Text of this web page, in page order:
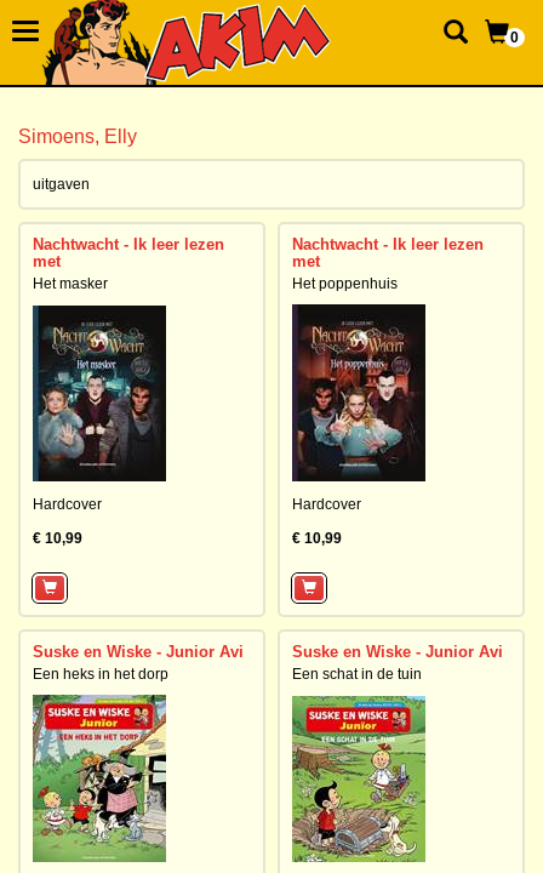
0
Simoens, Elly
uitgaven
Nachtwacht - Ik leer lezen
met
Het masker
Hardcover
€ 10,99
Nachtwacht - Ik leer lezen
met
Het poppenhuis
Hardcover
€ 10,99
Suske en Wiske - Junior Avi
Een heks in het dorp
Suske en Wiske - Junior Avi
Een schat in de tuin